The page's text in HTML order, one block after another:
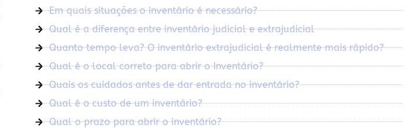
Em quais situações o inventário é necessário?
Qual é a diferença entre inventário judicial e extrajudicial
Quanto tempo leva? O inventário extrajudicial é realmente mais rápido?
Qual é o local correto para abrir o Inventário?
Quais os cuidados antes de dar entrada no inventário?
Qual é o custo de um inventário?
Qual o prazo para abrir o inventário?